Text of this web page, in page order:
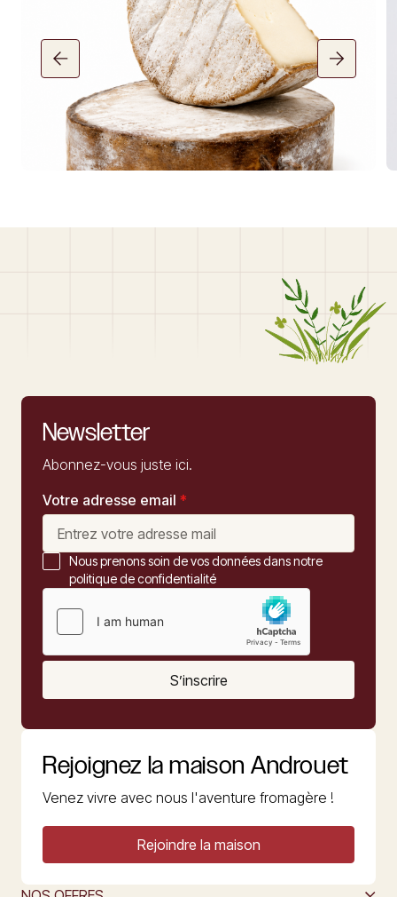
Newsletter
Abonnez-vous juste ici.
Votre adresse email *
Nous prenons soin de vos données dans notre
politique de confidentialité
S’inscrire
Rejoignez la maison Androuet
Venez vivre avec nous l'aventure fromagère !
Rejoindre la maison